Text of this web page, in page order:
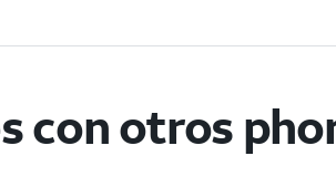
con otros